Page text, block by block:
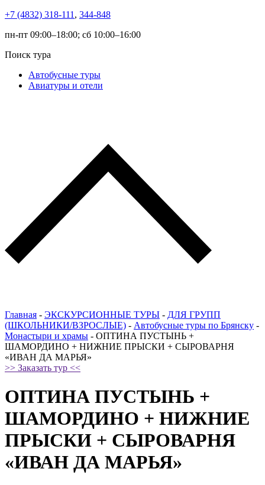
+7 (4832) 318-111 , 344-848
пн-пт 09:00–18:00; сб 10:00–16:00
Поиск тура
Автобусные туры
Авиатуры и отели
Главная - ЭКСКУРСИОННЫЕ ТУРЫ - ДЛЯ ГРУПП
(ШКОЛЬНИКИ/ВЗРОСЛЫЕ) - Автобусные туры по Брянску -
Монастыри и храмы - ОПТИНА ПУСТЫНЬ +
ШАМОРДИНО + НИЖНИЕ ПРЫСКИ + СЫРОВАРНЯ
«ИВАН ДА МАРЬЯ»
>> Заказать тур <<
ОПТИНА ПУСТЫНЬ +
ШАМОРДИНО + НИЖНИЕ
ПРЫСКИ + СЫРОВАРНЯ
«ИВАН ДА МАРЬЯ»